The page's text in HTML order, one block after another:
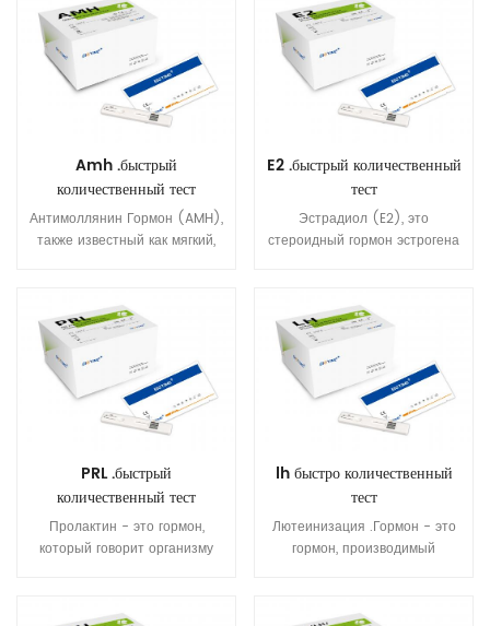
Amh .быстрый
количественный тест
Антимоллянин Гормон (AMH),
также известный как мягкий,
гормоном, структурно
связанным с ингибин и Activin
от преобразования фактора
роста бета суперсамоны, чей
Ключевые роли находятся в
дифференцировке роста и
фолликулогенез.
E2 .быстрый количественный
тест
Эстрадиол (E2), это
стероидный гормон эстрогена
регулировании эстразных и
менструальных женщин
репродуктивных циклы.
Эстрадиол отвечает за
развивать вторичные
сексуальные характеристики
женщин и важно в разработке
репродуктивных тканей.
PRL .быстрый
количественный тест
Пролактин - это гормон,
который говорит организму
кормление грудью.
lh быстро количественный
тест
Лютеинизация .Гормон - это
гормон, производимый
Grand. у женщин острый рост